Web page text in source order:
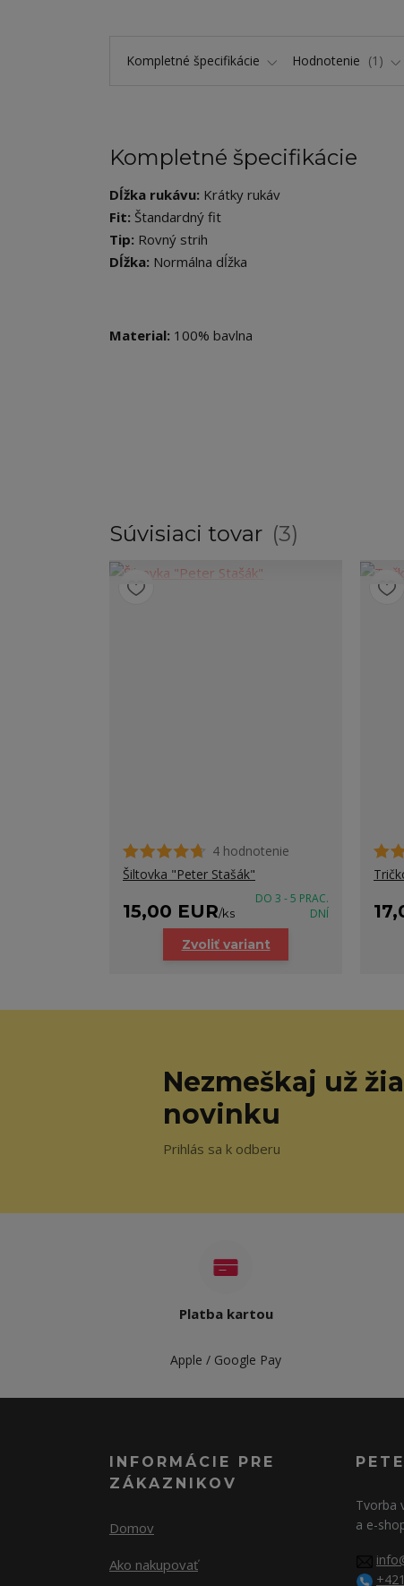
Kompletné špecifikácie Hodnotenie 1
Kompletné špecifikácie
Dĺžka rukávu: Krátky rukáv
Fit: Štandardný fit
Tip: Rovný strih
Dĺžka: Normálna dĺžka
Material: 100% bavlna
Súvisiaci tovar 3
4 hodnotenie
Šiltovka "Peter Stašák"
15,00 EUR/ks
DO 3 - 5 PRAC.
DNÍ
Zvoliť variant
Nezmeškaj už
novinku
Prihlás sa k odberu
Platba kartou
Apple / Google Pay
INFORMÁCIE PRE
ZÁKAZNIKOV
Domov
Ako nakupovať
Tvorba
a e-